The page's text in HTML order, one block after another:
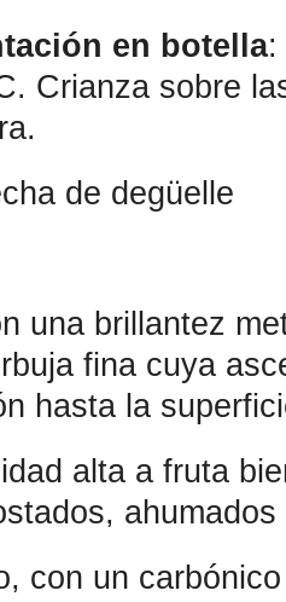
en botella:
Crianza sobre
de degüelle
una brillantez
fina cuya
hasta la
alta a fruta
con un